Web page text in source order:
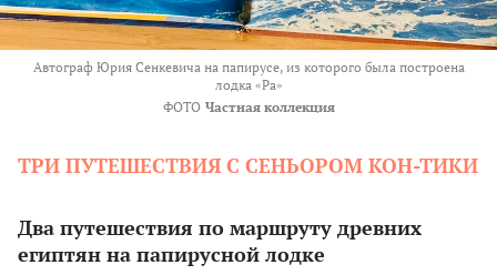
Автограф Юрия Сенкевича на папирусе, из которого была построена
лодка «Ра»
ФОТО Частная коллекция
ТРИ ПУТЕШЕСТВИЯ С СЕНЬОРОМ КОН-ТИКИ
Два путешествия по маршруту древних
египтян на папирусной лодке